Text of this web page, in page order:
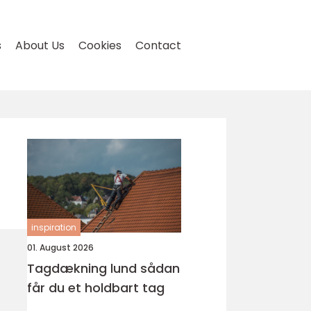
About Us Cookies Contact
inspiration
01. August 2026
Tagdækning lund sådan
får du et holdbart tag